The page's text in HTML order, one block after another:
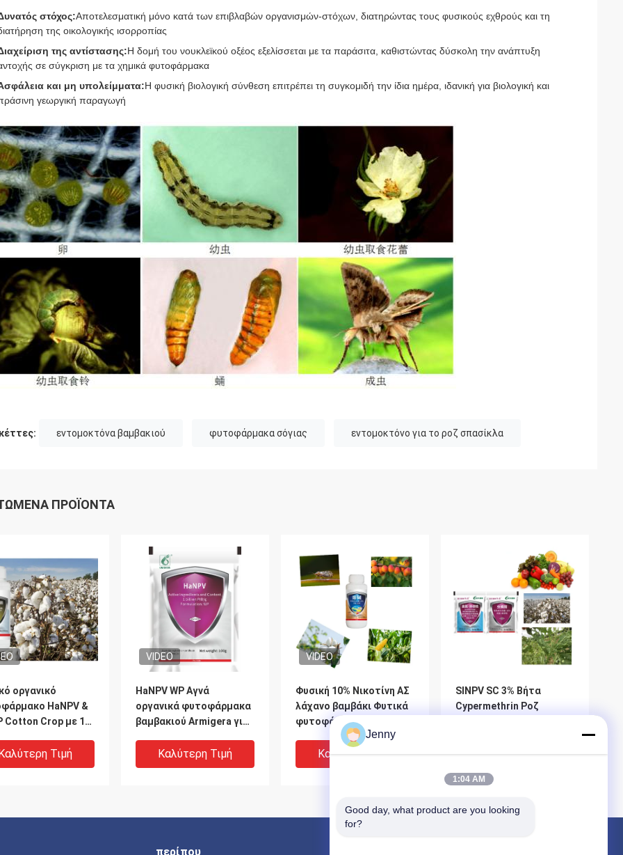
στόχος:Αποτελεσματική μόνο κατά των επιβλαβών οργανισμών-στόχων, διατηρώντας τους φυσικούς εχθρούς και τη
της οικολογικής ισορροπίας
της αντίστασης:Η δομή του νουκλεϊκού οξέος εξελίσσεται με τα παράσιτα, καθιστώντας δύσκολη την ανάπτυξη
σε σύγκριση με τα χημικά φυτοφάρμακα
και μη υπολείμματα:Η φυσική βιολογική σύνθεση επιτρέπει τη συγκομιδή την ίδια ημέρα, ιδανική για βιολογική και
γεωργική παραγωγή
εντομοκτόνα βαμβακιού φυτοφάρμακα σόγιας εντομοκτόνο για το ροζ σπασίκλα
ΠΡΟΪΌΝΤΑ
οργανικό
HaNPV &
Cotton Crop με 10
mL Bt και
διάστημα
Τιμή
VIDEO
HaNPV WP Αγνά
οργανικά φυτοφάρμακα
βαμβακιού Armigera για
Καλύτερη Τιμή
VIDEO
Φυσική 10% Νικοτίνη ΑΣ
λάχανο βαμβάκι Φυτικά
φυτοφάρμακα Αφίδες
Έλεγχος ακάστρων
Καλύτερη Τιμή
SlNPV SC 3% Βήτα
Cypermethrin Ροζ
Καλύτερη Τιμή
περίπου
Jenny
1:04 AM
Good day, what product are you looking
for?